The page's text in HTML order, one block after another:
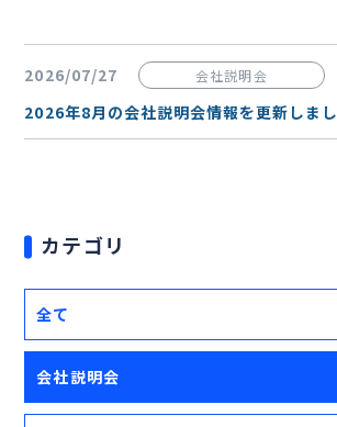
2026/07/27 会社説明会
2026年8月の会社説明会情報を更新しまし
カテゴリ
全て
会社説明会